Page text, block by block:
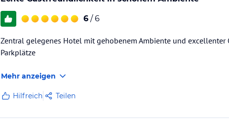
6 / 6
Zentral gelegenes Hotel mit gehobenem Ambiente und excellenter
Parkplätze
Mehr anzeigen
Hilfreich Teilen